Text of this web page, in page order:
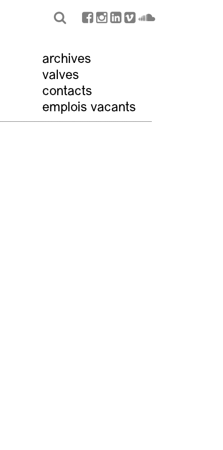
archives
valves
contacts
emplois vacants